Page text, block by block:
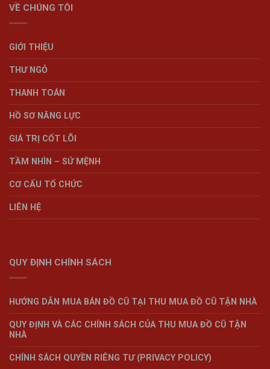
VỀ CHÚNG TÔI
GIỚI THIỆU
THƯ NGỎ
THANH TOÁN
HỒ SƠ NĂNG LỰC
GIÁ TRỊ CỐT LÕI
TẦM NHÌN – SỨ MỆNH
CƠ CẤU TỔ CHỨC
LIÊN HỆ
QUY ĐỊNH CHÍNH SÁCH
HƯỚNG DẪN MUA BÁN ĐỒ CŨ TẠI THU MUA ĐỒ CŨ TẬN NHÀ
QUY ĐỊNH VÀ CÁC CHÍNH SÁCH CỦA THU MUA ĐỒ CŨ TẬN
NHÀ
CHÍNH SÁCH QUYỀN RIÊNG TƯ (PRIVACY POLICY)